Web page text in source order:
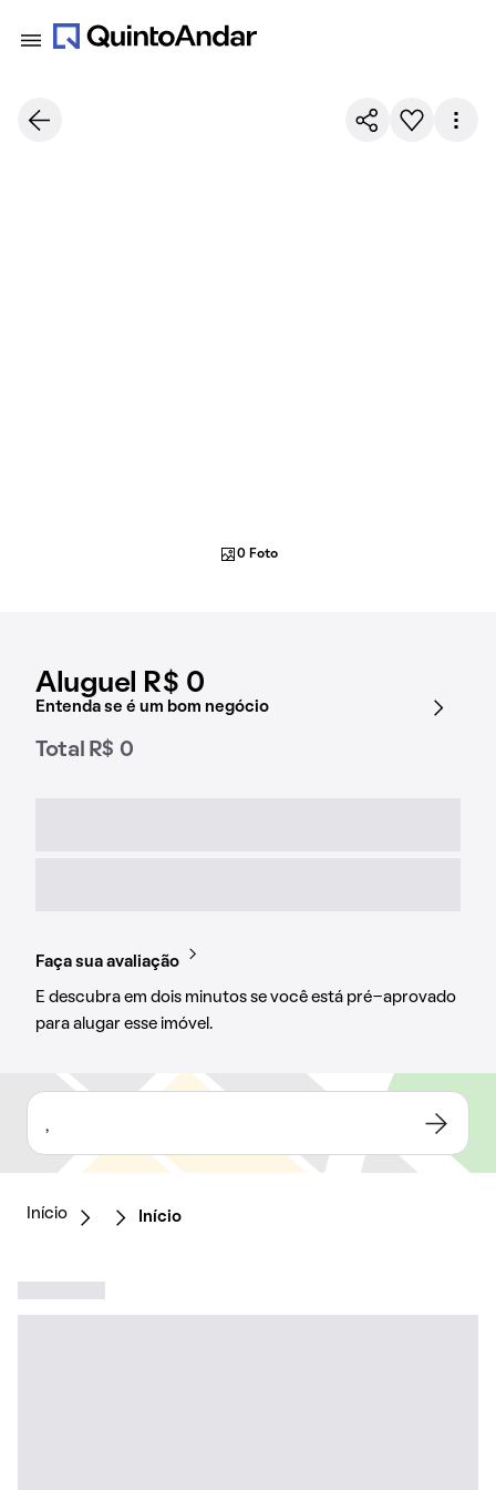
Aluguel R$ 0
Entenda se é um bom negócio
Total R$ 0
Faça sua avaliação
E descubra em dois minutos se você está pré-aprovado
para alugar esse imóvel.
0 Foto
,
Início Início